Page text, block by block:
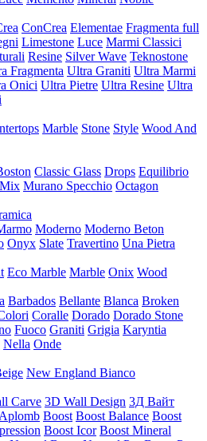
ConCrea Elementae Fragmenta full
Limestone Luce Marmi Classici
Resine Silver Wave Teknostone
Fragmenta Ultra Graniti Ultra Marmi
Onici Ultra Pietre Ultra Resine Ultra
Marble Stone Style Wood And
Classic Glass Drops Equilibrio
Mix Murano Specchio Octagon
Moderno Moderno Beton
Onyx Slate Travertino Una Pietra
Eco Marble Marble Onix Wood
Barbados Bellante Blanca Broken
Coralle Dorado Dorado Stone
Fuoco Graniti Grigia Karyntia
Nella Onde
New England Bianco
Carve 3D Wall Design 3Д Вайт
Aplomb Boost Boost Balance Boost
Boost Icor Boost Mineral